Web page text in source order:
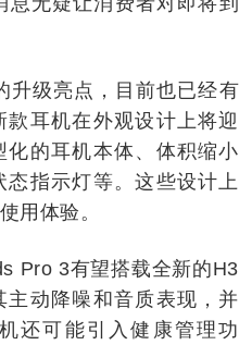
级亮点，目前也已经有
款耳机在外观设计上将迎
化的耳机本体、体积缩小
态指示灯等。这些设计上
用体验。
3有望搭载全新的H3
主动降噪和音质表现，并
还可能引入健康管理功